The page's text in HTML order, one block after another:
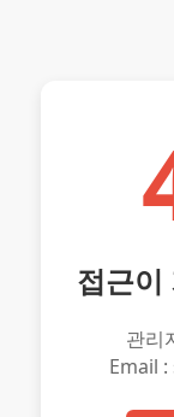
접근이
관리
Email